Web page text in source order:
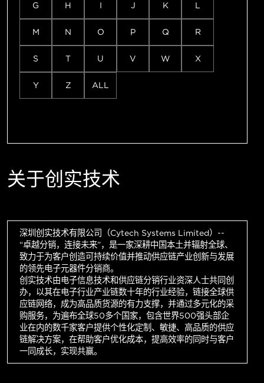
G H I J K L
M N O P Q R
S T U V W X
Y Z ALL
关于创实技术
深圳创实技术有限公司（Cytech Systems Limited）--
“卓越分销，连接未来”，是一家深耕中国本土并辐射全球、
致力于为客户创造可持续价值并推动供应链产业创新与发展
的领先电子元器件分销商。
创实技术由电子信息技术和供应链分销行业资深人士共同创
办，以其在电子行业产业链数十年的行业经验，链接全球供
应链网络，成为高品质货源的有力支撑，并通过多元化的采
购服务，为遍布全球50多个国家，包含世界500强头部企
业在内的数千家客户提供个性化定制、敏捷、高品质的供应
链解决方案，在帮助客户优化成本，提高效率的同时与客户
一同成长，实现共赢。